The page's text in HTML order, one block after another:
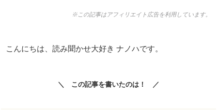
※この記事はアフィリエイト広告を利用しています。
こんにちは、読み聞かせ大好き ナノハです。
＼ この記事を書いたのは！ ／